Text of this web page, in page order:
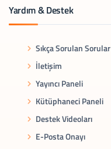
Yardım & Destek
Sıkça Sorulan Sorular
İletişim
Yayıncı Paneli
Kütüphaneci Paneli
Destek Videoları
E-Posta Onayı